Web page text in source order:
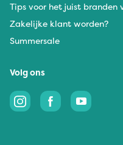
Tips voor het juist branden
Zakelijke klant worden?
Summersale
Volg ons